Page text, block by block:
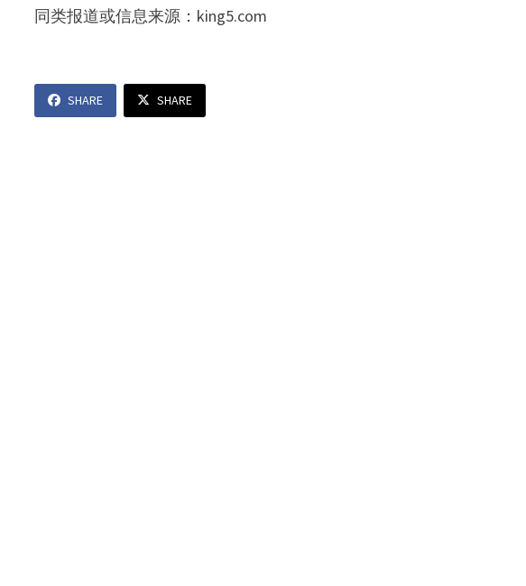
同类报道或信息来源：king5.com
SHARE SHARE